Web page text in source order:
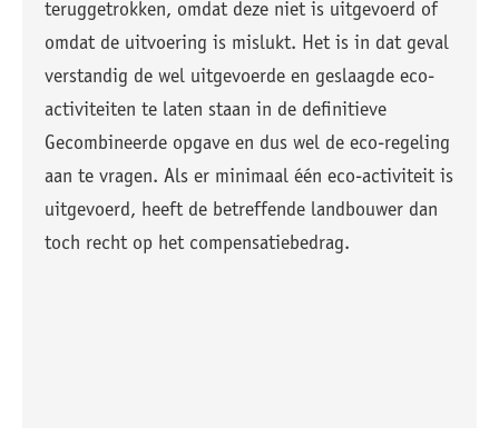
teruggetrokken, omdat deze niet is uitgevoerd of
omdat de uitvoering is mislukt. Het is in dat geval
verstandig de wel uitgevoerde en geslaagde eco-
activiteiten te laten staan in de definitieve
Gecombineerde opgave en dus wel de eco-regeling
aan te vragen. Als er minimaal één eco-activiteit is
uitgevoerd, heeft de betreffende landbouwer dan
toch recht op het compensatiebedrag.